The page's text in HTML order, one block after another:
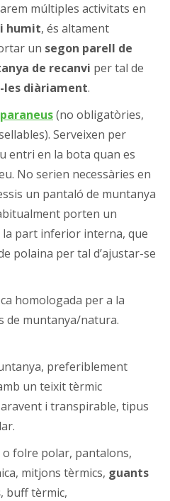
múltiples activitats en
humit, és altament
un segon parell de
de recanvi per tal de
diàriament.
(no obligatòries,
Serveixen per
entri en la bota quan es
No serien necessàries en
un pantaló de muntanya
porten un
la part inferior interna, que
polaina per tal d’ajustar-se
homologada per a la
de muntanya/natura.
preferiblement
un teixit tèrmic
i transpirable, tipus
o folre polar, pantalons,
mitjons tèrmics, guants
, buff tèrmic,